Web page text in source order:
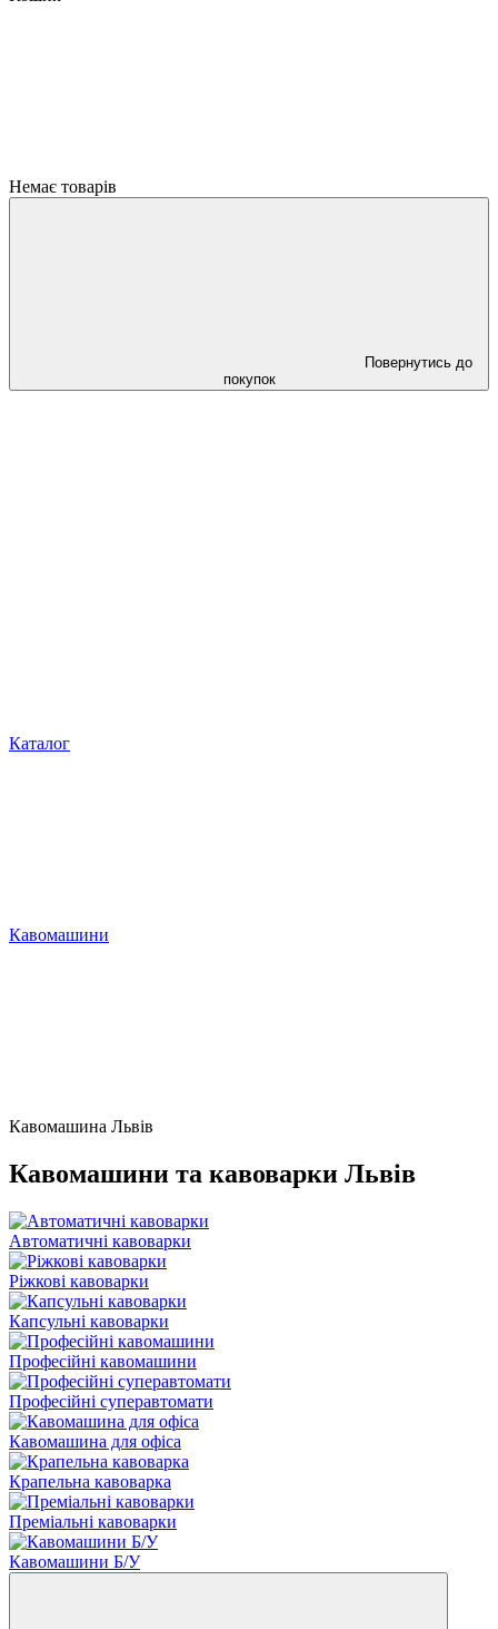
Немає товарів
Повернутись до
покупок
Каталог
Кавомашини
Кавомашина Львів
Кавомашини та кавоварки Львів
Автоматичні кавоварки
Ріжкові кавоварки
Капсульні кавоварки
Професійні кавомашини
Професійні суперавтомати
Кавомашина для офіса
Крапельна кавоварка
Преміальні кавоварки
Кавомашини Б/У